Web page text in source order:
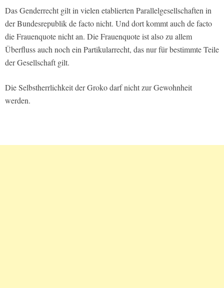
Das Genderrecht gilt in vielen etablierten Parallelgesellschaften in
der Bundesrepublik de facto nicht. Und dort kommt auch de facto
die Frauenquote nicht an. Die Frauenquote ist also zu allem
Überfluss auch noch ein Partikularrecht, das nur für bestimmte Teile
der Gesellschaft gilt.
Die Selbstherrlichkeit der Groko darf nicht zur Gewohnheit
werden.